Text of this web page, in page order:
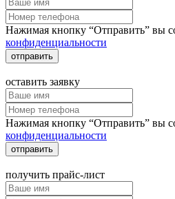
Нажимая кнопку “Отправить” вы
конфиденциальности
отправить
оставить заявку
Нажимая кнопку “Отправить” вы
конфиденциальности
отправить
получить прайс-лист